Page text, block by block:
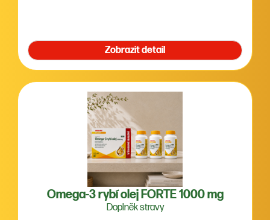
Zobrazit detail
Omega-3 rybí olej FORTE 1000 mg
Doplněk stravy